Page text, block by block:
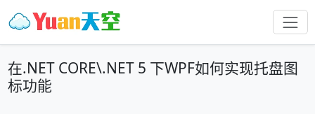
在.NET CORE\.NET 5 下WPF如何实现托盘图
标功能